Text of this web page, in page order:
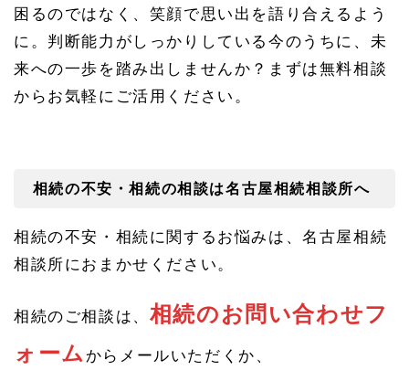
困るのではなく、笑顔で思い出を語り合えるよう
に。判断能力がしっかりしている今のうちに、未
来への一歩を踏み出しませんか？まずは無料相談
からお気軽にご活用ください。
相続の不安・相続の相談は名古屋相続相談所へ
相続の不安・相続に関するお悩みは、名古屋相続
相談所におまかせください。
相続のご相談は、 相続のお問い合わせフ
ォーム からメールいただくか、